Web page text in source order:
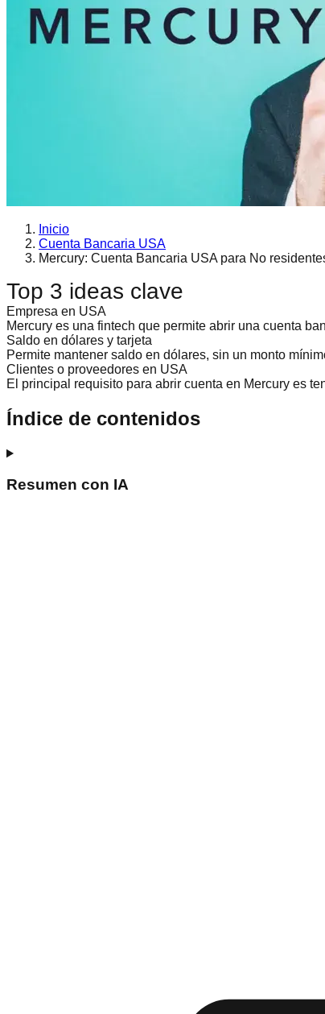
Inicio
Cuenta Bancaria USA
Mercury: Cuenta Bancaria USA para No
Top 3 ideas clave
Empresa en USA
Mercury es una fintech que permite abrir una cuenta
Saldo en dólares y tarjeta
Permite mantener saldo en dólares, sin un monto
Clientes o proveedores en USA
El principal requisito para abrir cuenta en Mercury es
Índice de contenidos
Resumen con IA